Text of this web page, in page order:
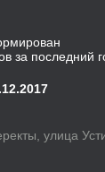
за последний
улица